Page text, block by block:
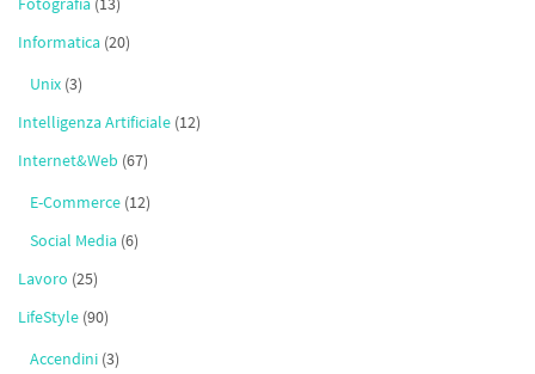
Informatica (20)
Unix (3)
Intelligenza Artificiale (12)
Internet&Web (67)
E-Commerce (12)
Social Media (6)
Lavoro (25)
LifeStyle (90)
Accendini (3)